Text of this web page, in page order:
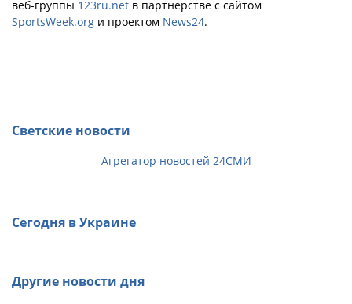
веб-группы 123ru.net в партнёрстве с сайтом
SportsWeek.org и проектом News24.
Светские новости
Агрегатор новостей 24СМИ
Сегодня в Украине
Другие новости дня